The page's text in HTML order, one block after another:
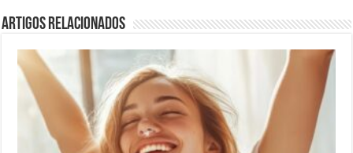
Artigos relacionados